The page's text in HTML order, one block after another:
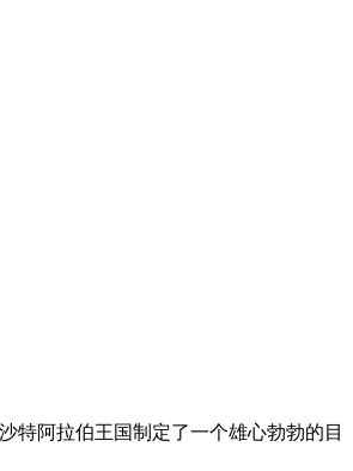
特阿拉伯王国制定了一个雄心勃勃的目